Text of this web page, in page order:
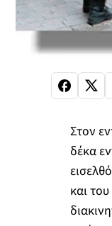
Στον
δέκα
και